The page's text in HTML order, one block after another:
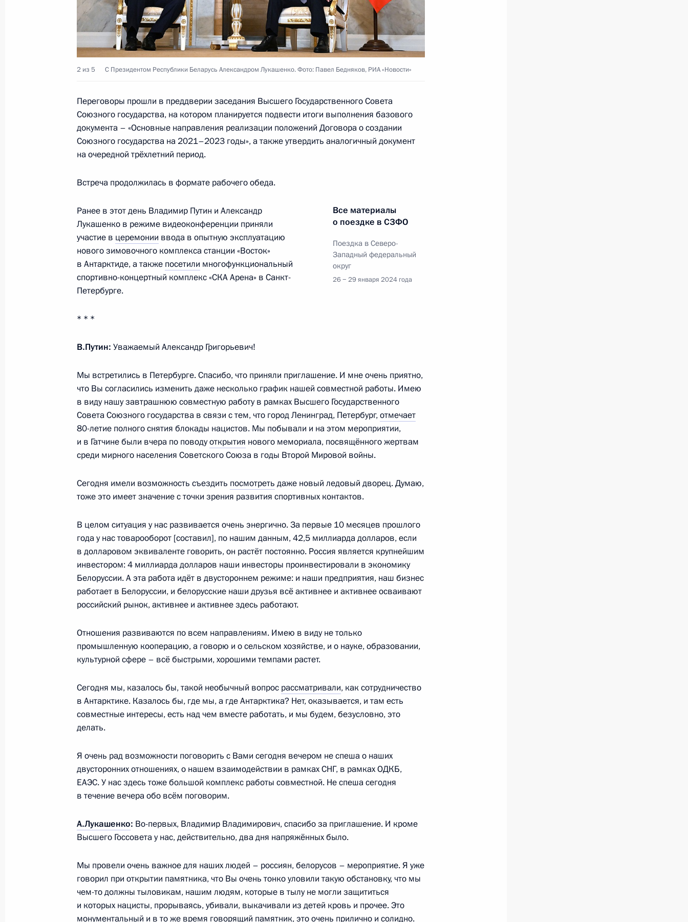
Встреча с Президентом Узбекистана Шавкатом Мирзиёевым
21 февраля 2024 года, 18:10
Встреча с Президентом Казахстана Касым-Жомартом Токаевым
Встреча с Президентом Киргизии Садыром Жапаровым
21 февраля 2024 года, 16:25
Додиком
21 февраля 2024 года, 15:30
Встреча с главой Минсельхоза России Дмитрием Патрушевым
20 февраля 2024 года, 23:25
Ответы на вопросы журналиста Павла Зарубина
Поздравление с Днём дипломатического работника
10 февраля 2024 года, 09:00
8 февраля 2024 года, 14:15
Телефонный разговор с Президентом Азербайджана Ильхамом
Алиевым
8 февраля 2024 года, 11:30
и президентом Федерации еврейских общин России
Александром Бородой
7 февраля 2024 года, 23:40
Телефонный разговор с Президентом ОАЭ Мухаммедом Аль
Нахайяном
Заседание Высшего Государственного Совета Союзного
государства
Встреча с Президентом Белоруссии Александром Лукашенко
28 января 2024 года, 18:20
2 из 5 С Президентом Республики Беларусь Александром Лукашенко. Фото: Павел Бедняков, РИА «Новости»
Переговоры прошли в преддверии заседания Высшего Государственного Совета
Союзного государства, на котором планируется подвести итоги выполнения базового
документа – «Основные направления реализации положений Договора о создании
Союзного государства на 2021–2023 годы», а также утвердить аналогичный документ
на очередной трёхлетний период.
Встреча продолжилась в формате рабочего обеда.
Все материалы
о поездке в СЗФО
Поездка в Северо-
Западный федеральный
округ
26 − 29 января 2024 года
Ранее в этот день Владимир Путин и Александр
Лукашенко в режиме видеоконференции приняли
участие в церемонии ввода в опытную эксплуатацию
нового зимовочного комплекса станции «Восток»
в Антарктиде, а также посетили многофункциональный
спортивно-концертный комплекс «СКА Арена» в Санкт-
Петербурге.
* * *
В.Путин: Уважаемый Александр Григорьевич!
Мы встретились в Петербурге. Спасибо, что приняли приглашение. И мне очень приятно,
что Вы согласились изменить даже несколько график нашей совместной работы. Имею
в виду нашу завтрашнюю совместную работу в рамках Высшего Государственного
Совета Союзного государства в связи с тем, что город Ленинград, Петербург,отмечает
80-летие полного снятия блокады нацистов. Мы побывали и на этом мероприятии,
и в Гатчине были вчера по поводуоткрытия нового мемориала, посвящённого жертвам
среди мирного населения Советского Союза в годы Второй Мировой войны.
Сегодня имели возможность съездить посмотреть даже новый ледовый дворец. Думаю,
тоже это имеет значение с точки зрения развития спортивных контактов.
В целом ситуация у нас развивается очень энергично. За первые 10 месяцев прошлого
года у нас товарооборот [составил], по нашим данным, 42,5 миллиарда долларов, если
в долларовом эквиваленте говорить, он растёт постоянно. Россия является крупнейшим
инвестором: 4 миллиарда долларов наши инвесторы проинвестировали в экономику
Белоруссии. А эта работа идёт в двустороннем режиме: и наши предприятия, наш бизнес
работает в Белоруссии, и белорусские наши друзья всё активнее и активнее осваивают
российский рынок, активнее и активнее здесь работают.
Отношения развиваются по всем направлениям. Имею в виду не только
промышленную кооперацию, а говорю и о сельском хозяйстве, и о науке, образовании,
культурной сфере – всё быстрыми, хорошими темпами растет.
Сегодня мы, казалось бы, такой необычный вопрос рассматривали, как сотрудничество
в Антарктике. Казалось бы, где мы, а где Антарктика? Нет, оказывается, и там есть
совместные интересы, есть над чем вместе работать, и мы будем, безусловно, это
делать.
Я очень рад возможности поговорить с Вами сегодня вечером не спеша о наших
двусторонних отношениях, о нашем взаимодействии в рамках СНГ, в рамках ОДКБ,
ЕАЭС. У нас здесь тоже большой комплекс работы совместной. Не спеша сегодня
в течение вечера обо всём поговорим.
А.Лукашенко: Во-первых, Владимир Владимирович, спасибо за приглашение. И кроме
Высшего Госсовета у нас, действительно, два дня напряжённых было.
Мы провели очень важное для наших людей – россиян, белорусов – мероприятие. Я уже
говорил при открытии памятника, что Вы очень тонко уловили такую обстановку, что мы
чем-то должны тыловикам, нашим людям, которые в тылу не могли защититься
и которых нацисты, прорываясь, убивали, выкачивали из детей кровь и прочее. Это
монументальный и в то же время говорящий памятник, это очень прилично и солидно.